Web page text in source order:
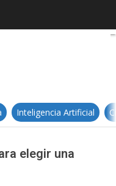
consejos para
Inteligencia Artificial
elegir una